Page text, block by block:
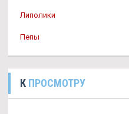
Липолики
Пепы
К ПРОСМОТРУ